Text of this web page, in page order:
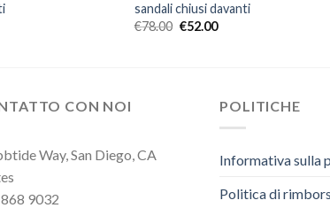
sandali chiusi davanti
€78.00 €52.00
CON NOI
Way, San Diego, CA
9032
POLITICHE
Informativa sulla
Politica di